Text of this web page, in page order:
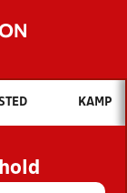
du søge efter?
NYHEDER
OG
KAMP